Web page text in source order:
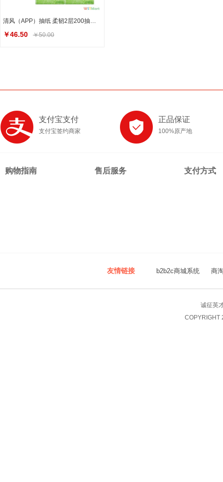
清风（APP）抽纸 柔韧2层200抽软抽*20包纸巾（新老包装交替发货）（整箱售卖）
￥46.50 ￥50.00
支付宝支付
支付宝签约商家
正品保证
100%原产地
购物指南 售后服务 支付方式
友情链接 b2b2c商城系统 商
诚征英
COPYRIGHT